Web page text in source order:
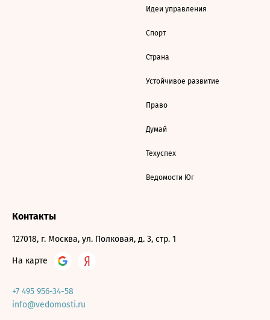
Идеи управления
Спорт
Страна
Устойчивое развитие
Право
Думай
Техуспех
Ведомости Юг
Контакты
127018, г. Москва, ул. Полковая, д. 3, стр. 1
На карте
+7 495 956-34-58
info@vedomosti.ru